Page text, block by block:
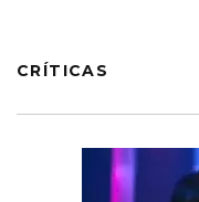
CRÍTICAS